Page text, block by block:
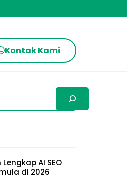
Kontak Kami
AI SEO
di 2026